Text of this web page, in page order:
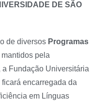
DE SÃO
de diversos Programas
mantidos pela
Fundação Universitária
encarregada da
em Línguas